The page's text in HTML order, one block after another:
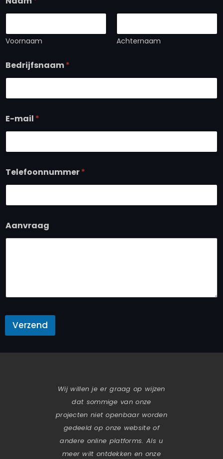
Voornaam Achternaam
Bedrijfsnaam*
E-mail *
Telefoonnummer*
Aanvraag
Verzend
Wij willen je er graag op wijzen
dat sommige van onze
projecten niet openbaar worden
gedeeld op onze website of
andere online platforms. Als u
meer wilt ontdekken en onze